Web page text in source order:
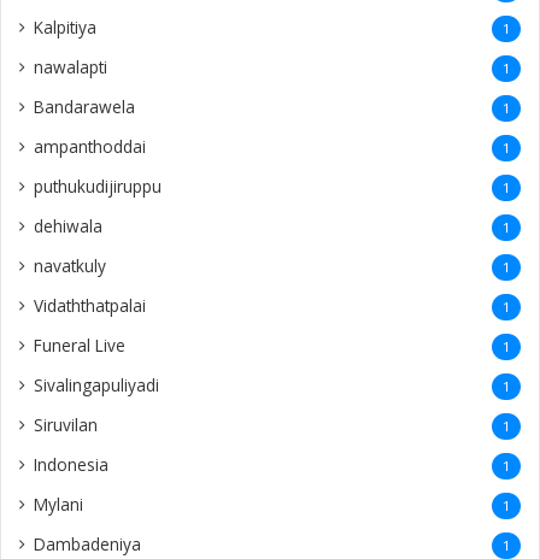
Kalpitiya 1
nawalapti 1
Bandarawela 1
ampanthoddai 1
puthukudijiruppu 1
dehiwala 1
navatkuly 1
Vidaththatpalai 1
Funeral Live 1
Sivalingapuliyadi 1
Siruvilan 1
Indonesia 1
Mylani 1
Dambadeniya 1